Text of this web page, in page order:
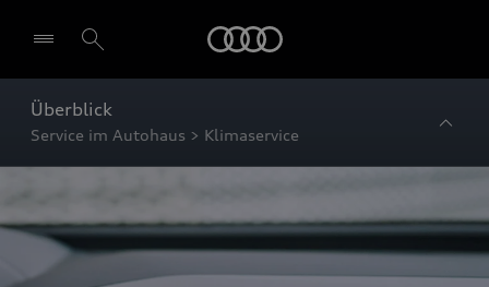
Überblick
Service im Autohaus > Klimaservice